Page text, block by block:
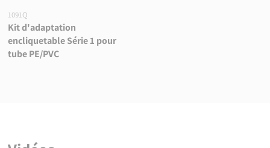
1091Q
Kit d'adaptation
encliquetable Série 1 pour
tube PE/PVC